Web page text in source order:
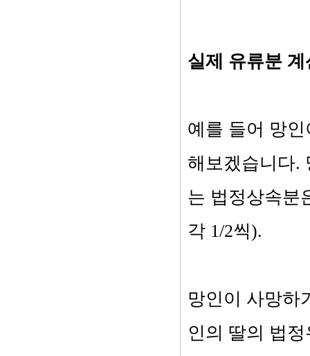
실제 유류분
예를 들어 망
해보겠습니다.
는 법정상속분
각 1/2씩).
망인이 사망하
인의 딸의 법